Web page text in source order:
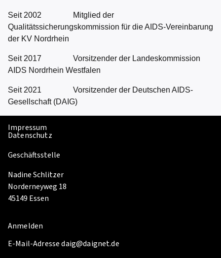
Seit 2002 Mitglied der
Qualitätssicherungskommission für die AIDS-Vereinbarung
der KV Nordrhein
Seit 2017 Vorsitzender der Landeskommission
AIDS Nordrhein Westfalen
Seit 2021 Vorsitzender der Deutschen AIDS-
Gesellschaft (DAIG)
Impressum
Datenschutz
Geschäftsstelle
Nadine Schlitzer
Norderneyweg 18
45149 Essen
Anmelden
E-Mail-Adresse daig@daignet.de